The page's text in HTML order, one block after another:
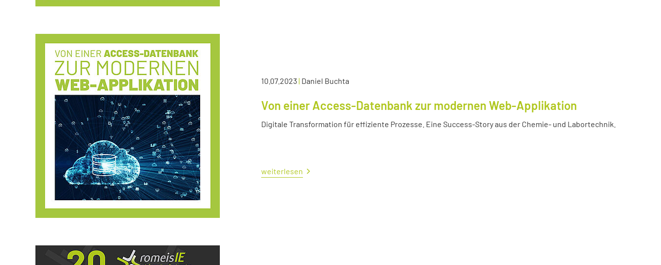
10.07.2023| Daniel Buchta
Von einer Access-Datenbank zur modernen Web-Applikation
Digitale Transformation für effiziente Prozesse. Eine Success-Story aus der Chemie- und Labortechnik.
weiterlesen